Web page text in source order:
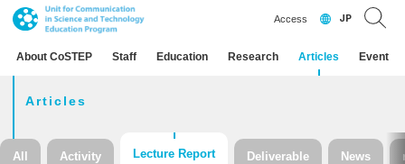
About CoSTEP Staff Education Research Articles Event
Access JP
Articles
All Activity Lecture Report Deliverable News